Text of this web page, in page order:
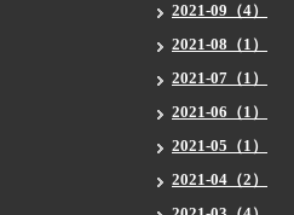
2021-09（4）
2021-08（1）
2021-07（1）
2021-06（1）
2021-05（1）
2021-04（2）